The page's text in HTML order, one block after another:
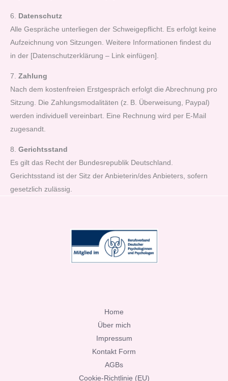
6. Datenschutz
Alle Gespräche unterliegen der Schweigepflicht. Es erfolgt keine
Aufzeichnung von Sitzungen. Weitere Informationen findest du
in der [Datenschutzerklärung – Link einfügen].
7. Zahlung
Nach dem kostenfreien Erstgespräch erfolgt die Abrechnung pro
Sitzung. Die Zahlungsmodalitäten (z. B. Überweisung, Paypal)
werden individuell vereinbart. Eine Rechnung wird per E-Mail
zugesandt.
8. Gerichtsstand
Es gilt das Recht der Bundesrepublik Deutschland.
Gerichtsstand ist der Sitz der Anbieterin/des Anbieters, sofern
gesetzlich zulässig.
Home
Über mich
Impressum
Kontakt Form
AGBs
Cookie-Richtlinie (EU)